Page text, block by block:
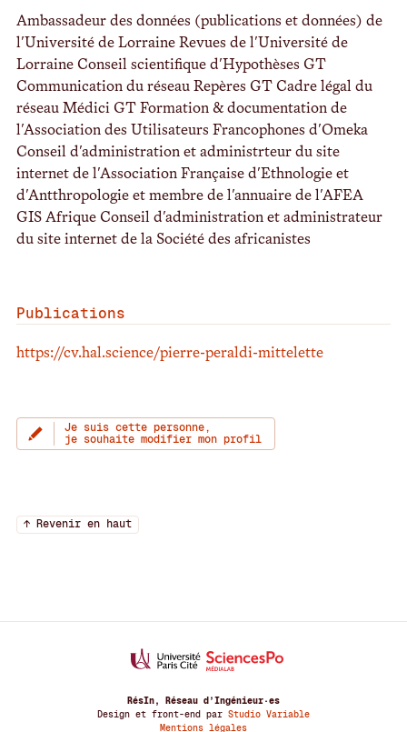
Ambassadeur des données (publications et données) de
l'Université de Lorraine Revues de l'Université de
Lorraine Conseil scientifique d'Hypothèses GT
Communication du réseau Repères GT Cadre légal du
réseau Médici GT Formation & documentation de
l'Association des Utilisateurs Francophones d'Omeka
Conseil d'administration et administrteur du site
internet de l'Association Française d'Ethnologie et
d'Antthropologie et membre de l'annuaire de l'AFEA
GIS Afrique Conseil d'administration et administrateur
du site internet de la Société des africanistes
Publications
https://cv.hal.science/pierre-peraldi-mittelette
Je suis cette personne,
je souhaite modifier mon profil
↑ Revenir en haut
RésIn, Réseau d’Ingénieur·es
Design et front-end par Studio Variable
Mentions légales